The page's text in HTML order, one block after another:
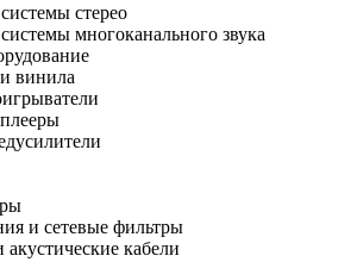
стерео
многоканального звука
винила
и сетевые фильтры
кабели